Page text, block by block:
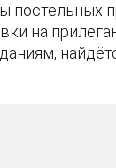
постельных
на